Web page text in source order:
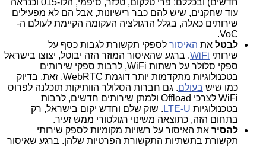
חדשים) ובכללם: פרי טלקום, טלזר, סיפמי, הלו-015 וכנראה
עוד שחקנים, שיש להם כבר רישיונות, אבל הם לא מפעילים
שירותים כאלה, בגלל הרגולציה העקומה הקיימת לעולם ה-
VoC.
לבטל את האיסור לספקי תקשורת לגבות כסף על
שירותי WiFi. ברגע שהאיסור המוזר הזה יבוטל, יצוצו בישראל
ספקי סלולר על רשתות WiFi, לרבות ספקי שירותים
בטכנולוגיות מתקדמות יותר דוגמת WebRTC. זאת, בדיוק
כמו שיש בעולם. גם חברות הסלולר הוותיקות תוכלנה לפרוס
WiFi לצרכי Offload ולמתן שירותים חדשים, לרבות
בטכנולוגיות LTE-U . שוק שלם וחדש יקום בישראל, רק
בתחום הזה, כתוצאה משינוי רגולטורי ממש זעיר.
להסיר את האיסור על רשויות מקומיות לספק שירותי
תקשורת בתשתיות התקשורת הפרטיות שלהן. ברגע שאיסור